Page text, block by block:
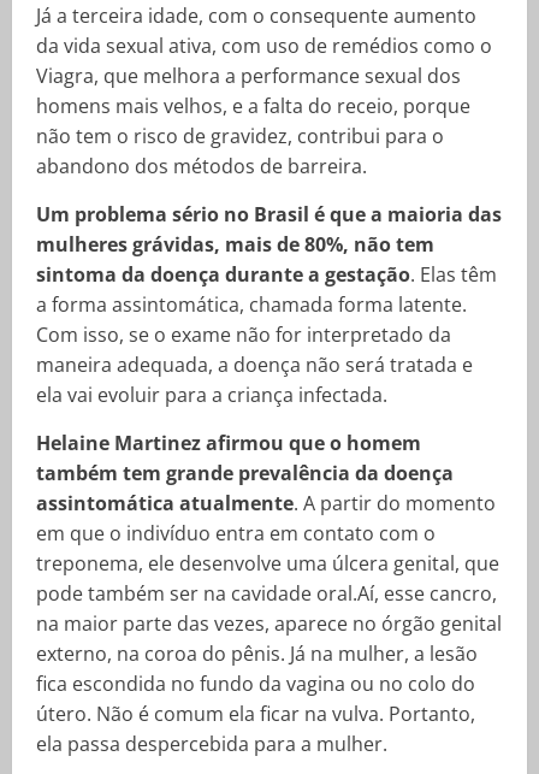
Já a terceira idade, com o consequente aumento
da vida sexual ativa, com uso de remédios como o
Viagra, que melhora a performance sexual dos
homens mais velhos, e a falta do receio, porque
não tem o risco de gravidez, contribui para o
abandono dos métodos de barreira.
Um problema sério no Brasil é que a maioria das
mulheres grávidas, mais de 80%, não tem
sintoma da doença durante a gestação. Elas têm
a forma assintomática, chamada forma latente.
Com isso, se o exame não for interpretado da
maneira adequada, a doença não será tratada e
ela vai evoluir para a criança infectada.
Helaine Martinez afirmou que o homem
também tem grande prevalência da doença
assintomática atualmente. A partir do momento
em que o indivíduo entra em contato com o
treponema, ele desenvolve uma úlcera genital, que
pode também ser na cavidade oral.Aí, esse cancro,
na maior parte das vezes, aparece no órgão genital
externo, na coroa do pênis. Já na mulher, a lesão
fica escondida no fundo da vagina ou no colo do
útero. Não é comum ela ficar na vulva. Portanto,
ela passa despercebida para a mulher.